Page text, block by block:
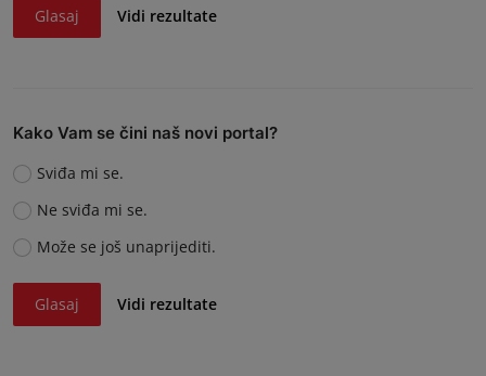
Glasaj Vidi rezultate
Kako Vam se čini naš novi portal?
Sviđa mi se.
Ne sviđa mi se.
Može se još unaprijediti.
Glasaj Vidi rezultate